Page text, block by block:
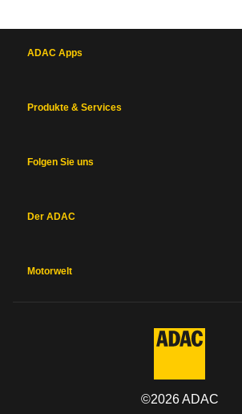
ADAC Apps
Produkte & Services
Folgen Sie uns
Der ADAC
Motorwelt
©2026ADAC